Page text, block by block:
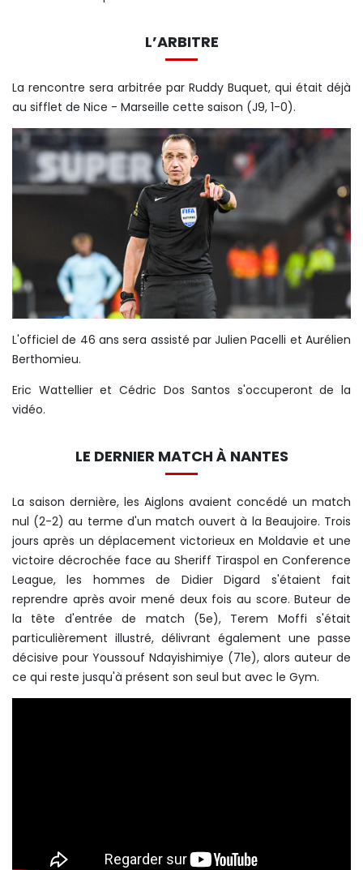
L’ARBITRE
La rencontre sera arbitrée par Ruddy Buquet, qui était déjà
au sifflet de Nice - Marseille cette saison (J9, 1-0).
L'officiel de 46 ans sera assisté par Julien Pacelli et Aurélien
Berthomieu.
Eric Wattellier et Cédric Dos Santos s'occuperont de la
vidéo.
LE DERNIER MATCH À NANTES
La saison dernière, les Aiglons avaient concédé un match
nul (2-2) au terme d'un match ouvert à la Beaujoire. Trois
jours après un déplacement victorieux en Moldavie et une
victoire décrochée face au Sheriff Tiraspol en Conference
League, les hommes de Didier Digard s'étaient fait
reprendre après avoir mené deux fois au score. Buteur de
la tête d'entrée de match (5e), Terem Moffi s'était
particulièrement illustré, délivrant également une passe
décisive pour Youssouf Ndayishimiye (71e), alors auteur de
ce qui reste jusqu'à présent son seul but avec le Gym.